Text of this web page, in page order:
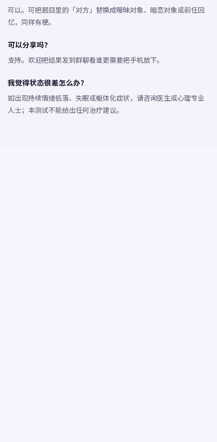
可以。可把题目里的「对方」替换成暧昧对象、暗恋对象或前任回
忆，同样有梗。
可以分享吗？
支持。欢迎把结果发到群聊看谁更需要把手机放下。
我觉得状态很差怎么办？
如出现持续情绪低落、失眠或躯体化症状，请咨询医生或心理专业
人士；本测试不能给出任何治疗建议。